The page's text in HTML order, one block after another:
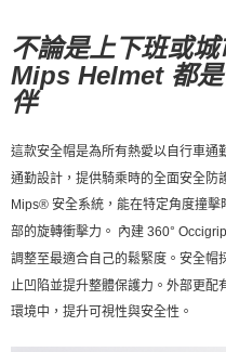
不論是上下班或
Mips Helmet 都
伴
這款安全帽是為所有熱愛以自行車通
通勤設計，提供騎乘時的全面安全防
Mips® 安全系統 ，能在特定角度撞
部的旋轉衝擊力。 內建 360°
調整至最適合自己的鬆緊度。安全帽
止凹陷並提升整體保護力。外部更配
環境中，提升可視性與安全性。